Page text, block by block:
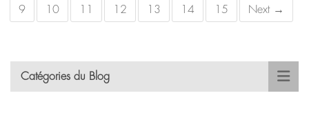
9 10 11 12 13 14 15 Next →
Catégories du Blog